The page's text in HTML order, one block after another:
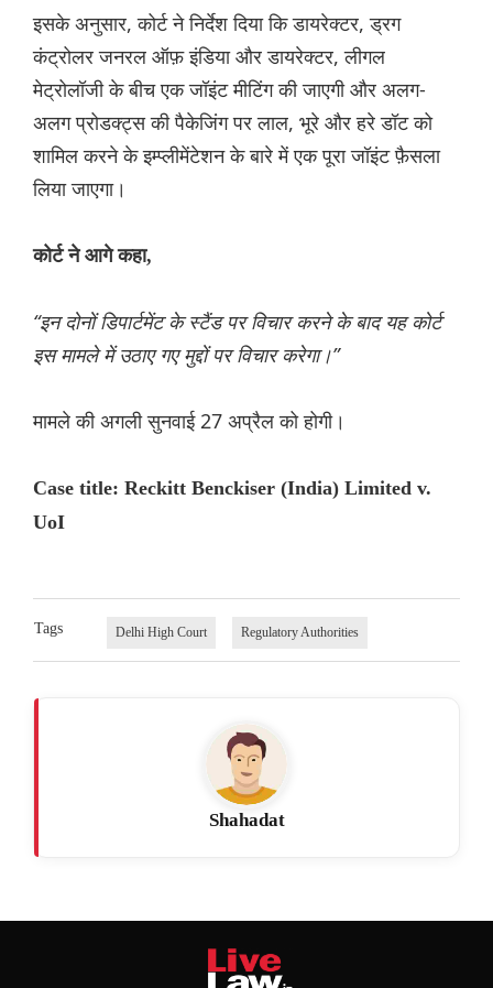
इसके अनुसार, कोर्ट ने निर्देश दिया कि डायरेक्टर, ड्रग
कंट्रोलर जनरल ऑफ़ इंडिया और डायरेक्टर, लीगल
मेट्रोलॉजी के बीच एक जॉइंट मीटिंग की जाएगी और अलग-
अलग प्रोडक्ट्स की पैकेजिंग पर लाल, भूरे और हरे डॉट को
शामिल करने के इम्प्लीमेंटेशन के बारे में एक पूरा जॉइंट फ़ैसला
लिया जाएगा।
कोर्ट ने आगे कहा,
“इन दोनों डिपार्टमेंट के स्टैंड पर विचार करने के बाद यह कोर्ट
इस मामले में उठाए गए मुद्दों पर विचार करेगा।”
मामले की अगली सुनवाई 27 अप्रैल को होगी।
Case title: Reckitt Benckiser (India) Limited v.
UoI
Tags Delhi High Court Regulatory Authorities
Shahadat